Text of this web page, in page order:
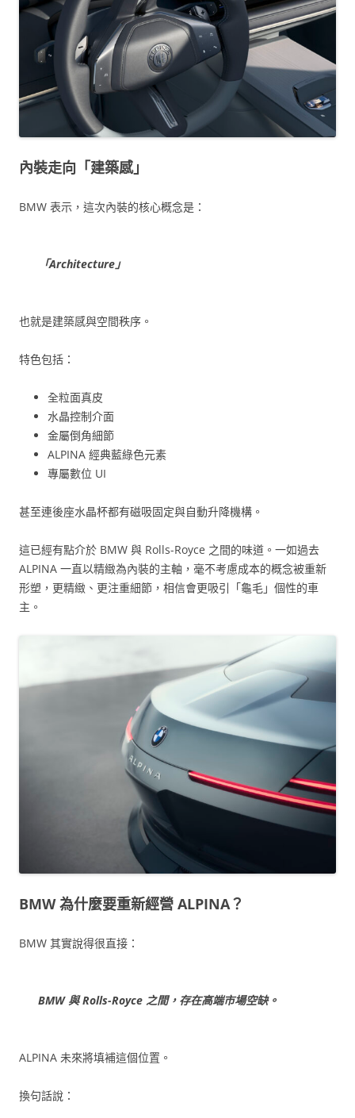
內裝走向「建築感」
BMW 表示，這次內裝的核心概念是：
「Architecture」
也就是建築感與空間秩序。
特色包括：
全粒面真皮
水晶控制介面
金屬倒角細節
ALPINA 經典藍綠色元素
專屬數位 UI
甚至連後座水晶杯都有磁吸固定與自動升降機構。
這已經有點介於 BMW 與 Rolls-Royce 之間的味道。一如過去
ALPINA 一直以精緻為內裝的主軸，毫不考慮成本的概念被重新
形塑，更精緻、更注重細節，相信會更吸引「龜毛」個性的車
主。
BMW 為什麼要重新經營 ALPINA？
BMW 其實說得很直接：
BMW 與 Rolls-Royce 之間，存在高端市場空缺。
ALPINA 未來將填補這個位置。
換句話說：